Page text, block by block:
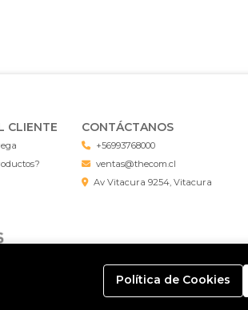
CLIENTE CONTÁCTANOS
+56993768000
ventas@thecom.cl
Av Vitacura 9254, Vitacura
Política de Cookies